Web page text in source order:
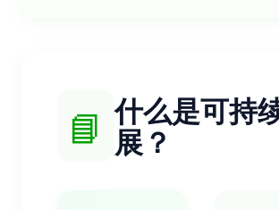
📘 什么是可持
展？